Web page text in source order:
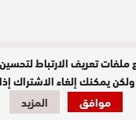
/ جميع الحقوق
وبرمجة
تعريف الارتباط
يمكنك إلغاء الاشتراك
موافق
المزيد